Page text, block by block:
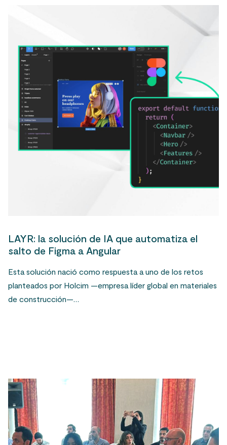
LAYR: la solución de IA que automatiza el
salto de Figma a Angular
Esta solución nació como respuesta a uno de los retos
planteados por Holcim —empresa líder global en materiales
de construcción—…